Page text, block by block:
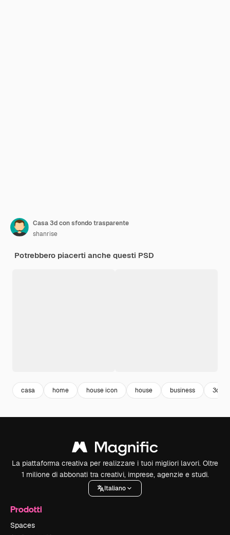
Casa 3d con sfondo trasparente
shanrise
Potrebbero piacerti anche questi PSD
casa home house icon house business 3d
La piattaforma creativa per realizzare i tuoi migliori lavori. Oltre
1 milione di abbonati tra creativi, imprese, agenzie e studi.
Italiano
Prodotti
Spaces